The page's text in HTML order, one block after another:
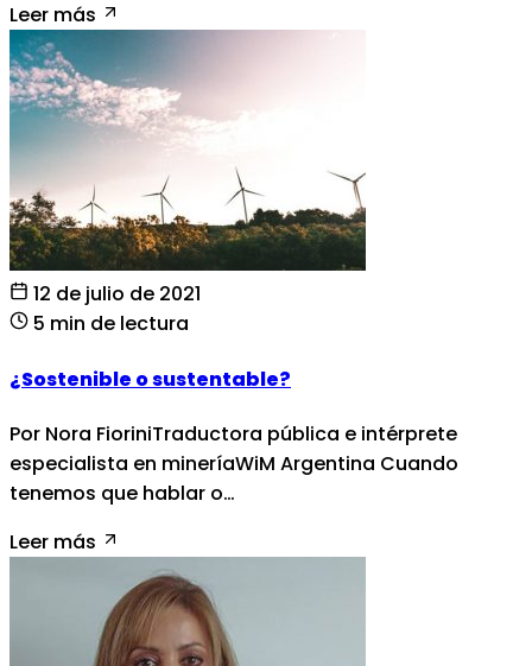
Leer más
12 de julio de 2021
5 min de lectura
¿Sostenible o sustentable?
Por Nora FioriniTraductora pública e intérprete
especialista en mineríaWiM Argentina Cuando
tenemos que hablar o…
Leer más